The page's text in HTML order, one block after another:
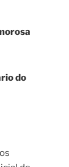
do